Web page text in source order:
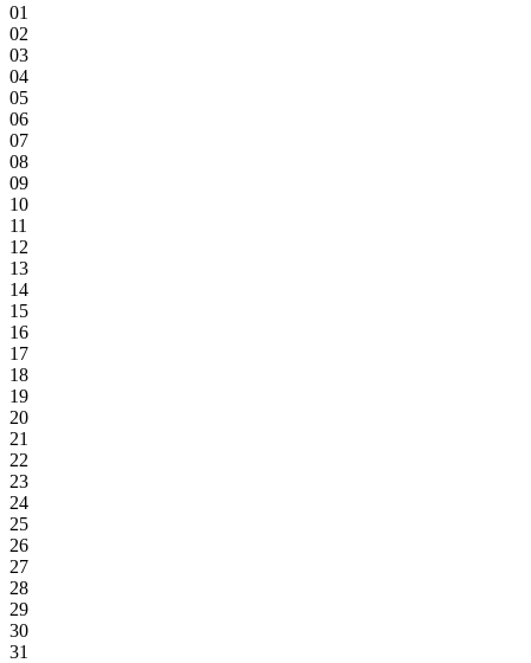
01
02
03
04
05
06
07
08
09
10
11
12
13
14
15
16
17
18
19
20
21
22
23
24
25
26
27
28
29
30
31